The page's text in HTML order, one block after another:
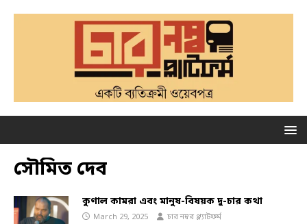
সৌমিত দেব
কুণাল কামরা এবং মানুষ-বিষয়ক দু-চার কথা
March 29, 2025 চার নম্বর প্ল্যাটফর্ম